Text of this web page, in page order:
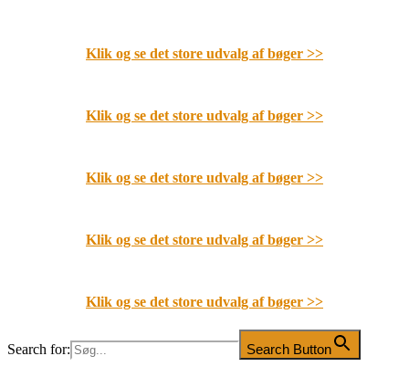
Klik og se det store udvalg af bøger >>
Klik og se det store udvalg af bøger >>
Klik og se det store udvalg af bøger >>
Klik og se det store udvalg af bøger >>
Klik og se det store udvalg af bøger >>
Search for: Search Button